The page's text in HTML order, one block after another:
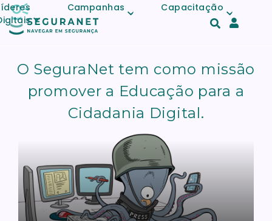
Skip to main contentCampanhas Capacitação
registo
conta
O SeguraNet tem como missão
promover a Educação para a
Cidadania Digital.
https://www.seguranet.pt/campanha-
desinformacao-em-contexto-de-guerra